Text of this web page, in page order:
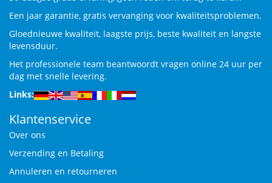
Een jaar garantie, gratis vervanging voor kwaliteitsproblemen.
Gloednieuwe kwaliteit, laagste prijs, beste kwaliteit en langste
levensduur.
Het professionele team beantwoordt vragen online 24 uur per
dag met snelle levering.
Links:
Klantenservice
Over ons
Verzending en Betaling
Annuleren en retourneren